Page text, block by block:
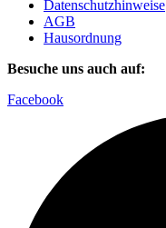
Datenschutzhinweise
AGB
Hausordnung
Besuche uns auch auf:
Facebook